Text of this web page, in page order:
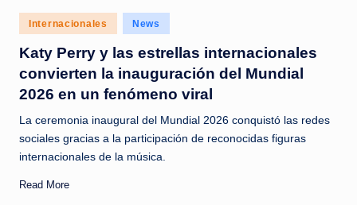
c
i
a
s
a
l
i
n
Posted
in
Internacionales News
Katy Perry y las estrellas internacionales
convierten la inauguración del Mundial
2026 en un fenómeno viral
La ceremonia inaugural del Mundial 2026 conquistó las redes
sociales gracias a la participación de reconocidas figuras
internacionales de la música.
Read More